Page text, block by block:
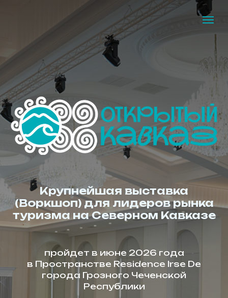
Крупнейшая выставка
(Воркшоп) для лидеров рынка
туризма на Северном Кавказе
пройдет в июне 2026 года
в Пространстве Residence Irse De
города Грозного Чеченской
Республики